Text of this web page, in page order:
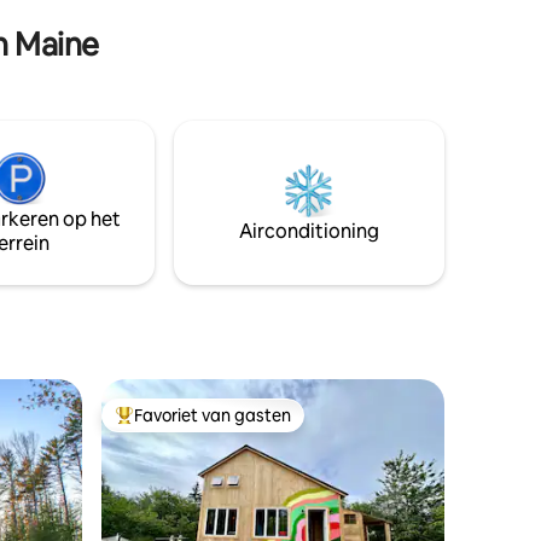
Maine
op het
Airconditioning
Topfavoriet van gasten
Favoriet van gasten